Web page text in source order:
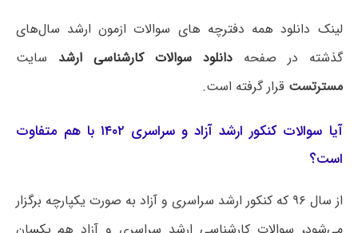
لینک دانلود همه دفترچه های سوالات ازمون ارشد سال‌های
گذشته در صفحه
دانلود سوالات کارشناسی ارشد
سایت
مسترتست قرار گرفته است.
آیا سوالات کنکور ارشد آزاد و سراسری ۱۴۰۲ با هم متفاوت
است؟
از سال ۹۶ که کنکور ارشد سراسری و آزاد به صورت یکپارچه برگزار